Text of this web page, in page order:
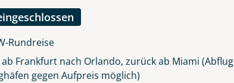
Rundreise
ab Frankfurt nach Orlando, zurück ab Miami (Abflug
gegen Aufpreis möglich)